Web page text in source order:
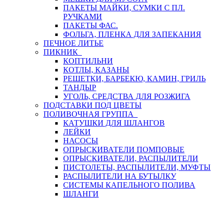
ПАКЕТЫ МАЙКИ, СУМКИ С ПЛ.
РУЧКАМИ
ПАКЕТЫ ФАС.
ФОЛЬГА, ПЛЕНКА ДЛЯ ЗАПЕКАНИЯ
ПЕЧНОЕ ЛИТЬЕ
ПИКНИК
КОПТИЛЬНИ
КОТЛЫ, КАЗАНЫ
РЕШЕТКИ, БАРБЕКЮ, КАМИН, ГРИЛЬ
ТАНДЫР
УГОЛЬ, СРЕДСТВА ДЛЯ РОЗЖИГА
ПОДСТАВКИ ПОД ЦВЕТЫ
ПОЛИВОЧНАЯ ГРУППА
КАТУШКИ ДЛЯ ШЛАНГОВ
ЛЕЙКИ
НАСОСЫ
ОПРЫСКИВАТЕЛИ ПОМПОВЫЕ
ОПРЫСКИВАТЕЛИ, РАСПЫЛИТЕЛИ
ПИСТОЛЕТЫ, РАСПЫЛИТЕЛИ, МУФТЫ
РАСПЫЛИТЕЛИ НА БУТЫЛКУ
СИСТЕМЫ КАПЕЛЬНОГО ПОЛИВА
ШЛАНГИ